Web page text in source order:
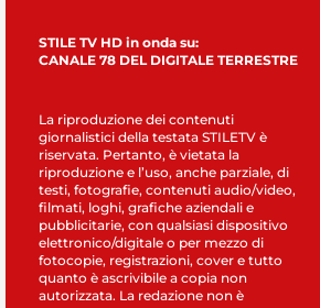
STILE TV HD in onda su:
CANALE 78 DEL DIGITALE TERRESTRE
La riproduzione dei contenuti
giornalistici della testata STILETV è
riservata. Pertanto, è vietata la
riproduzione e l’uso, anche parziale, di
testi, fotografie, contenuti audio/video,
filmati, loghi, grafiche aziendali e
pubblicitarie, con qualsiasi dispositivo
elettronico/digitale o per mezzo di
fotocopie, registrazioni, cover e tutto
quanto è ascrivibile a copia non
autorizzata. La redazione non è